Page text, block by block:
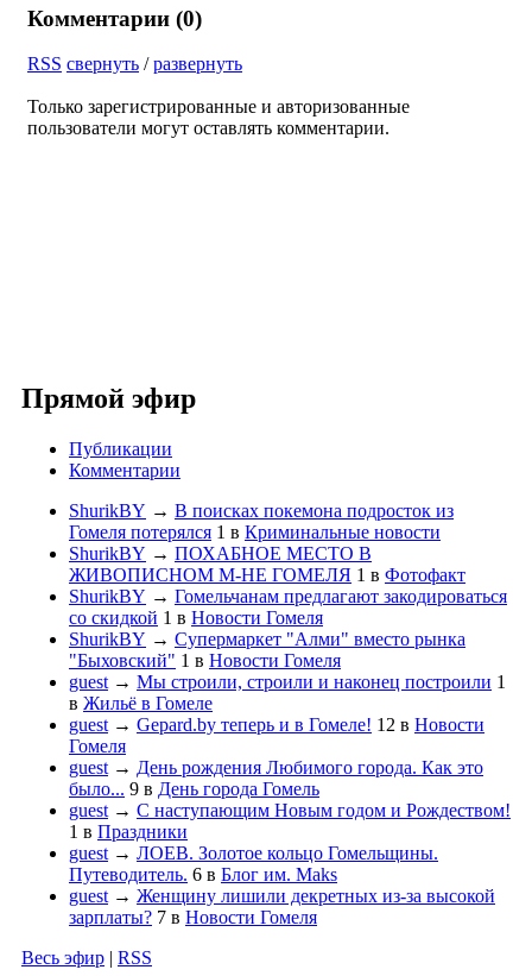
Комментарии (0)
RSS свернуть /развернуть
Только зарегистрированные и авторизованные
пользователи могут оставлять комментарии.
Прямой эфир
Публикации
Комментарии
ShurikBY → В поисках покемона подросток из
Гомеля потерялся 1 в Криминальные новости
ShurikBY → ПОХАБНОЕ МЕСТО В
ЖИВОПИСНОМ М-НЕ ГОМЕЛЯ 1 в Фотофакт
ShurikBY → Гомельчанам предлагают закодироваться
со скидкой 1 в Новости Гомеля
ShurikBY → Супермаркет "Алми" вместо рынка
"Быховский" 1 в Новости Гомеля
guest → Мы строили, строили и наконец построили 1
в Жильё в Гомеле
guest → Gepard.by теперь и в Гомеле! 12 в Новости
Гомеля
guest → День рождения Любимого города. Как это
было... 9 в День города Гомель
guest → С наступающим Новым годом и Рождеством!
1 в Праздники
guest → ЛОЕВ. Золотое кольцо Гомельщины.
Путеводитель. 6 в Блог им. Maks
guest → Женщину лишили декретных из-за высокой
зарплаты? 7 в Новости Гомеля
Весь эфир | RSS